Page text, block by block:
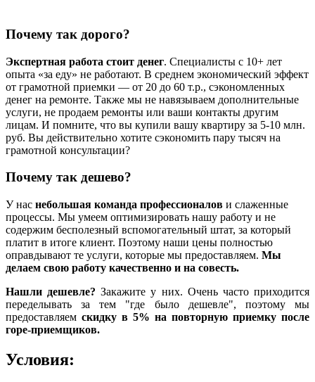
Почему так дорого?
Экспертная работа стоит денег. Специалисты с 10+ лет
опыта «за еду» не работают. В среднем экономический эффект
от грамотной приемки — от 20 до 60 т.р., сэкономленных
денег на ремонте. Также мы не навязываем дополнительные
услуги, не продаем ремонты или ваши контакты другим
лицам. И помните, что вы купили вашу квартиру за 5-10 млн.
руб. Вы действительно хотите сэкономить пару тысяч на
грамотной консультации?
Почему так дешево?
У нас небольшая команда профессионалов и слаженные
процессы. Мы умеем оптимизировать нашу работу и не
содержим бесполезный вспомогательный штат, за который
платит в итоге клиент. Поэтому наши цены полностью
оправдывают те услуги, которые мы предоставляем. Мы
делаем свою работу качественно и на совесть.
Нашли дешевле? Закажите у них. Очень часто приходится
переделывать за тем "где было дешевле", поэтому мы
предоставляем скидку в 5% на повторную приемку после
горе-приемщиков.
Условия: